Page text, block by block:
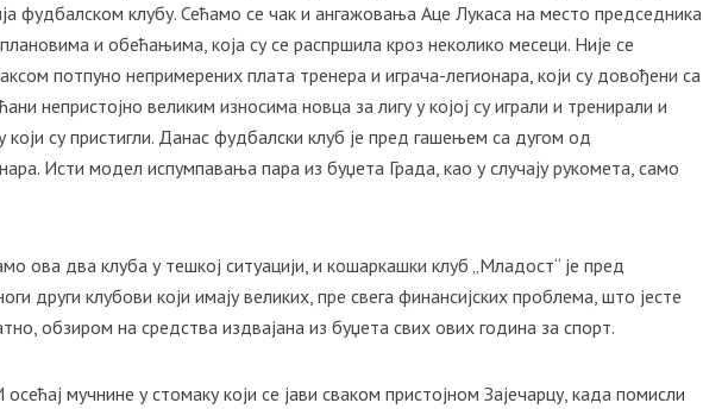
фудбалском клубу. Сећамо се чак и ангажовања Аце Лукаса на место председника
и обећањима, која су се распршила кроз неколико месеци. Није се
потпуно непримерених плата тренера и играча-легионара, који су довођени са
непристојно великим износима новца за лигу у којој су играли и тренирали и
који су пристигли. Данас фудбалски клуб је пред гашењем са дугом од
Исти модел испумпавања пара из буџета Града, као у случају рукомета, само
ова два клуба у тешкој ситуацији, и кошаркашки клуб „Младост“ је пред
други клубови који имају великих, пре свега финансијских проблема, што јесте
обзиром на средства издвајана из буџета свих ових година за спорт.
мучнине у стомаку који се јави сваком пристојном Зајечарцу, када помисли